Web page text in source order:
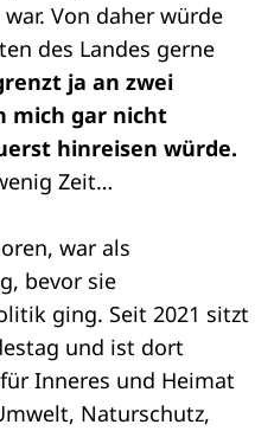
Von daher würde
des Landes gerne
ja an zwei
mich gar nicht
hinreisen würde.
Zeit…
war als
bevor sie
ging. Seit 2021 sitzt
und ist dort
Inneres und Heimat
Naturschutz,